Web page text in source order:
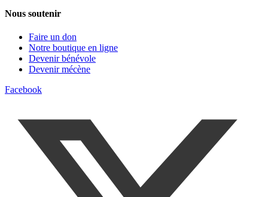
Nous soutenir
Faire un don
Notre boutique en ligne
Devenir bénévole
Devenir mécène
Facebook